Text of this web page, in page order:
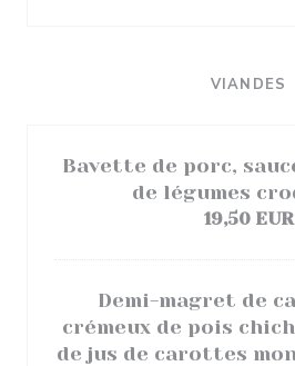
VIANDES
Bavette de porc,
de légumes
19,50 EUR
Demi-magret de
crémeux de pois
de jus de carottes